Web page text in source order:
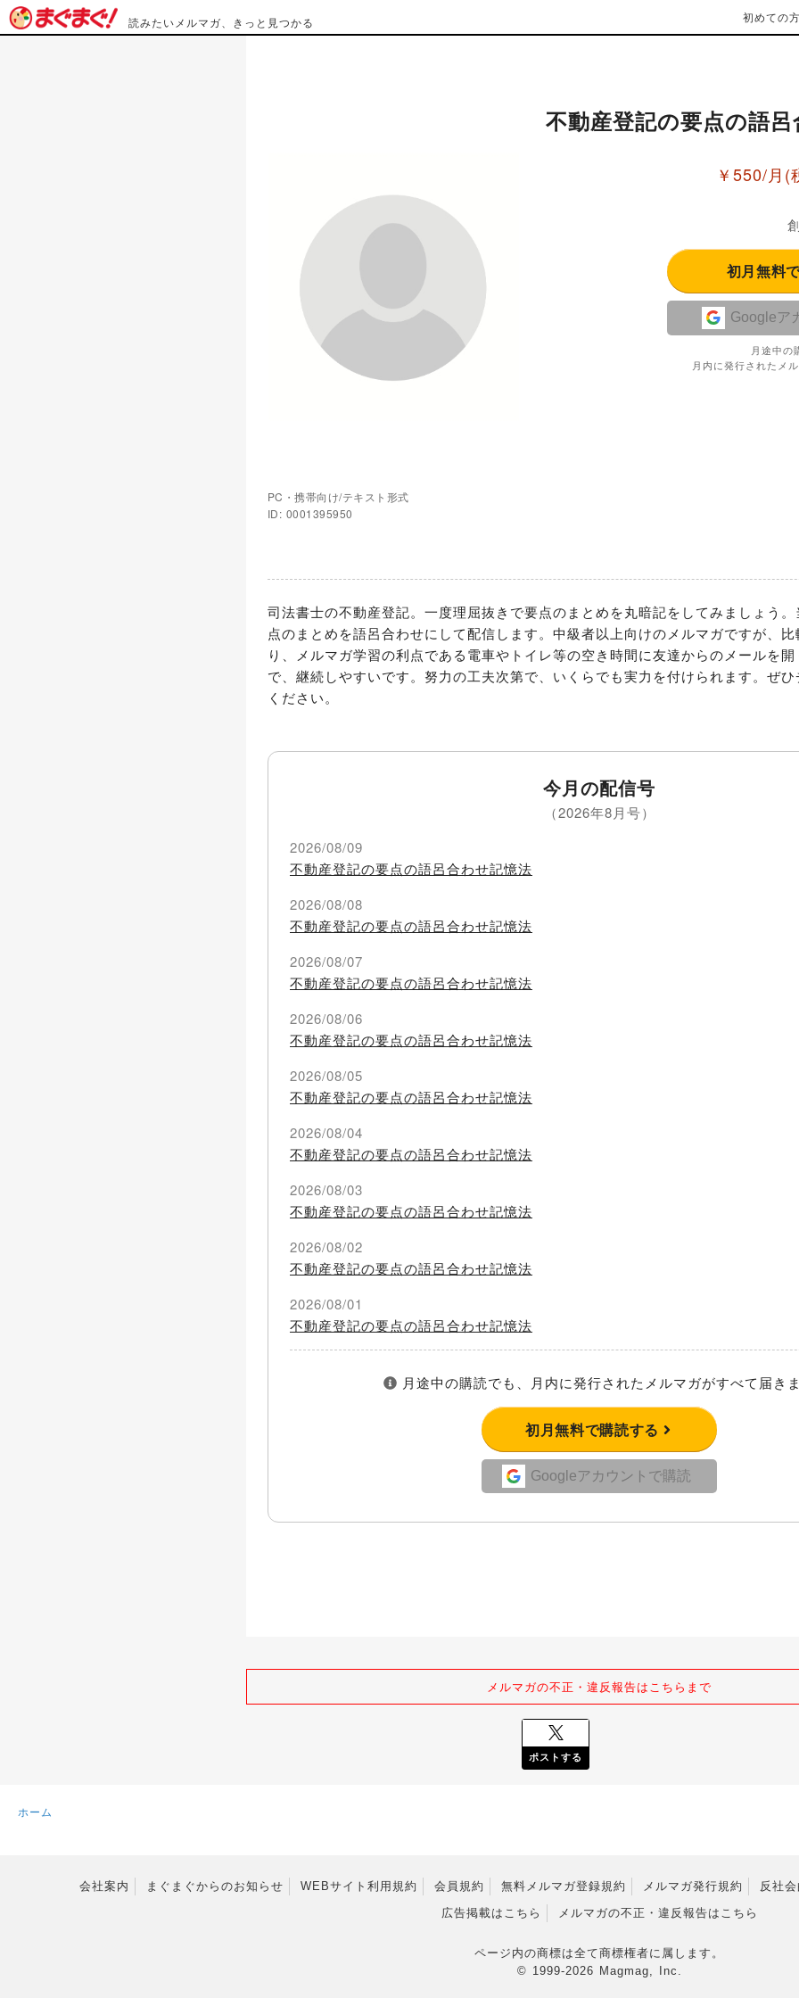
読みたいメルマガ、きっと見つかる 初めての
PC・携帯向け/テキスト形式
ID: 0001395950
不動産登記の要点の語
￥550/月 (
初月無料
Googleア
月途中の
月内に発行されたメ
司法書士の不動産登記。一度理屈抜きで要点のまとめを丸暗記をしてみましょう
点のまとめを語呂合わせにして配信します。中級者以上向けのメルマガですが、
り、メルマガ学習の利点である電車やトイレ等の空き時間に友達からのメールを
で、継続しやすいです。努力の工夫次第で、いくらでも実力を付けられます。ぜ
ください。
今月の配信号
（2026年8月号）
2026/08/09
不動産登記の要点の語呂合わせ記憶法
2026/08/08
不動産登記の要点の語呂合わせ記憶法
2026/08/07
不動産登記の要点の語呂合わせ記憶法
2026/08/06
不動産登記の要点の語呂合わせ記憶法
2026/08/05
不動産登記の要点の語呂合わせ記憶法
2026/08/04
不動産登記の要点の語呂合わせ記憶法
2026/08/03
不動産登記の要点の語呂合わせ記憶法
2026/08/02
不動産登記の要点の語呂合わせ記憶法
2026/08/01
不動産登記の要点の語呂合わせ記憶法
月途中の購読でも、月内に発行されたメルマガがすべて届き
初月無料で購読する
Googleアカウントで購読
メルマガの不正・違反報告はこちらまで
ポストする
ホーム
会社案内 まぐまぐからのお知らせ WEBサイト利用規約 会員規約 無料メルマガ登録規約 メルマガ発行規約
反社
広告掲載はこちら
メルマガの不正・違反報告はこちら
ページ内の商標は全て商標権者に属します。
© 1999-2026 Magmag, Inc.